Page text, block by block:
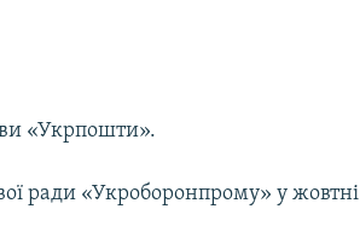
«Укрпошти».
ради «Укроборонпрому» у жовтні